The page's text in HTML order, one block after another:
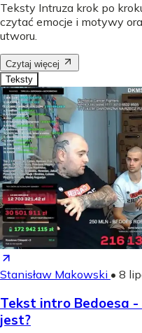
Teksty Intruza krok po
czytać emocje i motywy
utworu.
Czytaj więcej
Teksty
Stanisław Makowski • 8
Tekst intro Bedoesa
jest?